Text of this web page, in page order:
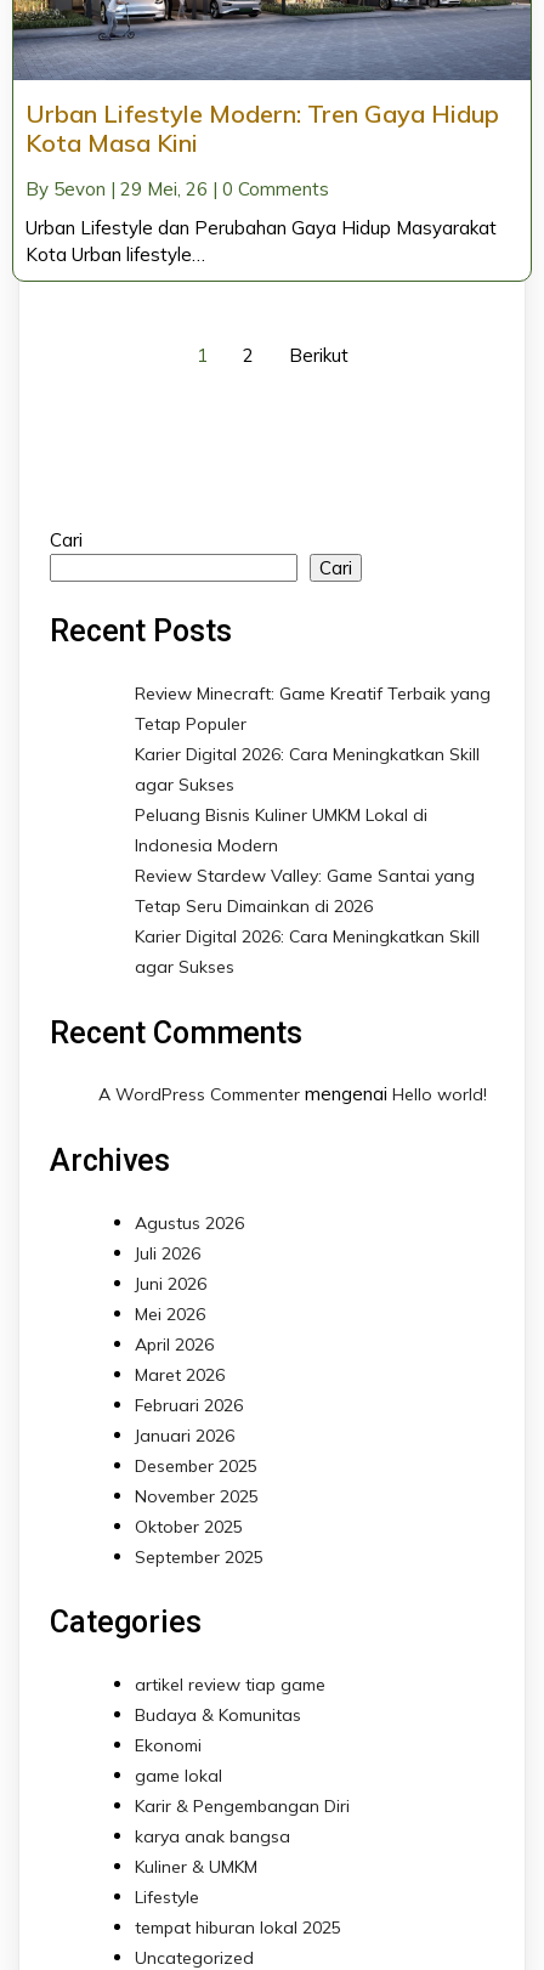
Urban Lifestyle Modern: Tren Gaya Hidup
Kota Masa Kini
By 5evon | 29 Mei, 26 | 0 Comments
Urban Lifestyle dan Perubahan Gaya Hidup Masyarakat
Kota Urban lifestyle…
1 2 Berikut
Cari
Cari
Recent Posts
Review Minecraft: Game Kreatif Terbaik yang
Tetap Populer
Karier Digital 2026: Cara Meningkatkan Skill
agar Sukses
Peluang Bisnis Kuliner UMKM Lokal di
Indonesia Modern
Review Stardew Valley: Game Santai yang
Tetap Seru Dimainkan di 2026
Karier Digital 2026: Cara Meningkatkan Skill
agar Sukses
Recent Comments
A WordPress Commenter mengenai Hello world!
Archives
Agustus 2026
Juli 2026
Juni 2026
Mei 2026
April 2026
Maret 2026
Februari 2026
Januari 2026
Desember 2025
November 2025
Oktober 2025
September 2025
Categories
artikel review tiap game
Budaya & Komunitas
Ekonomi
game lokal
Karir & Pengembangan Diri
karya anak bangsa
Kuliner & UMKM
Lifestyle
tempat hiburan lokal 2025
Uncategorized